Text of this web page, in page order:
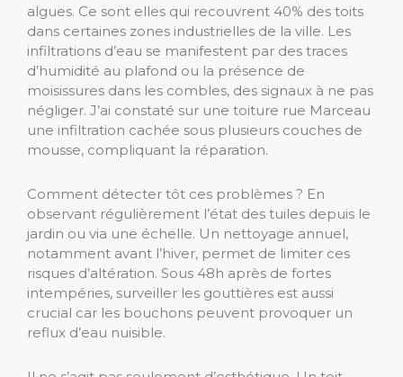
algues. Ce sont elles qui recouvrent 40% des toits
dans certaines zones industrielles de la ville. Les
infiltrations d’eau se manifestent par des traces
d’humidité au plafond ou la présence de
moisissures dans les combles, des signaux à ne pas
négliger. J’ai constaté sur une toiture rue Marceau
une infiltration cachée sous plusieurs couches de
mousse, compliquant la réparation.
Comment détecter tôt ces problèmes ? En
observant régulièrement l’état des tuiles depuis le
jardin ou via une échelle. Un nettoyage annuel,
notamment avant l’hiver, permet de limiter ces
risques d’altération. Sous 48h après de fortes
intempéries, surveiller les gouttières est aussi
crucial car les bouchons peuvent provoquer un
reflux d’eau nuisible.